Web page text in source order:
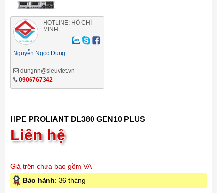
HOTLINE: HỒ CHÍ
MINH
Nguyễn Ngọc Dung
dungnn@sieuviet.vn
0906767342
HPE PROLIANT DL380 GEN10 PLUS
Liên hệ
Giá trên chưa bao gồm VAT
Bảo hành: 36 tháng